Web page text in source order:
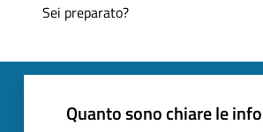
Sei preparato?
Quanto sono chiare le